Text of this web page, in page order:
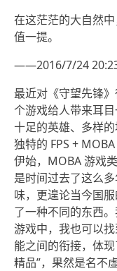
在这茫茫的大自然
值一提。
——2016/7/24
最近对《守望先锋
个游戏给人带来耳
十足的英雄、多样
独特的 FPS +
伊始，MOBA 游戏
是时间过去了这么
味，更遑论当今国
了一种不同的东西
游戏中，我也可以
能之间的衔接，体
精品”，果然是名不虚